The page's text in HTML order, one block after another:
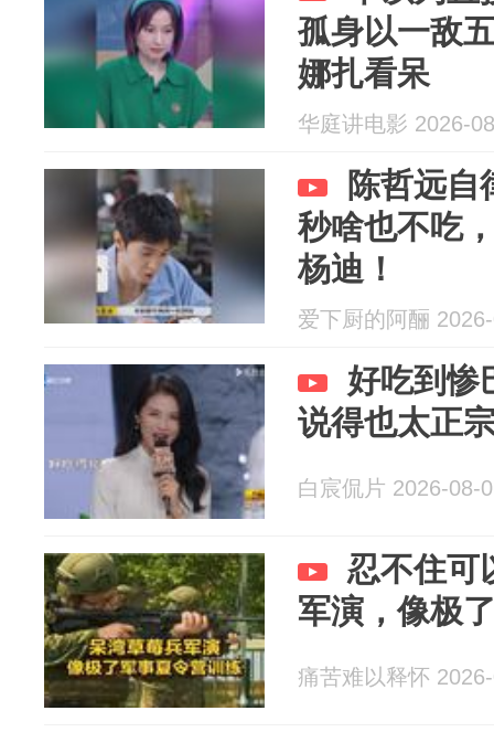
孤身以一敌
娜扎看呆
华庭讲电影 2026-
陈哲远自
秒啥也不吃
杨迪！
爱下厨的阿酾
好吃到惨
说得也太正
白宸侃片 2026-08-
忍不住可
军演，像极
痛苦难以释怀